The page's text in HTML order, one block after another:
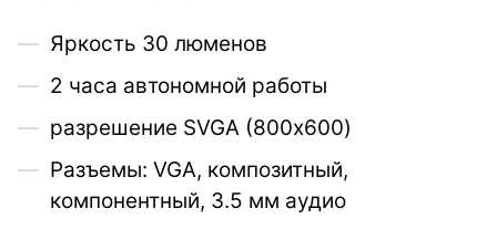
Яркость 30 люменов
2 часа автономной работы
разрешение SVGA (800х600)
Разъемы: VGA, композитный,
компонентный, 3.5 мм аудио